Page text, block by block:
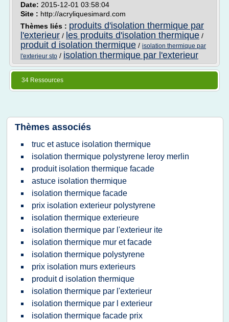
Date: 2015-12-01 03:58:04
Site : http://acryliquesimard.com
Thèmes liés : produits d'isolation thermique par
l'exterieur / les produits d'isolation thermique /
produit d isolation thermique / isolation thermique par
l'exterieur sto / isolation thermique par l'exterieur
34 Ressources
Thèmes associés
truc et astuce isolation thermique
isolation thermique polystyrene leroy merlin
produit isolation thermique facade
astuce isolation thermique
isolation thermique facade
prix isolation exterieur polystyrene
isolation thermique exterieure
isolation thermique par l'exterieur ite
isolation thermique mur et facade
isolation thermique polystyrene
prix isolation murs exterieurs
produit d isolation thermique
isolation thermique par l'exterieur
isolation thermique par l exterieur
isolation thermique facade prix